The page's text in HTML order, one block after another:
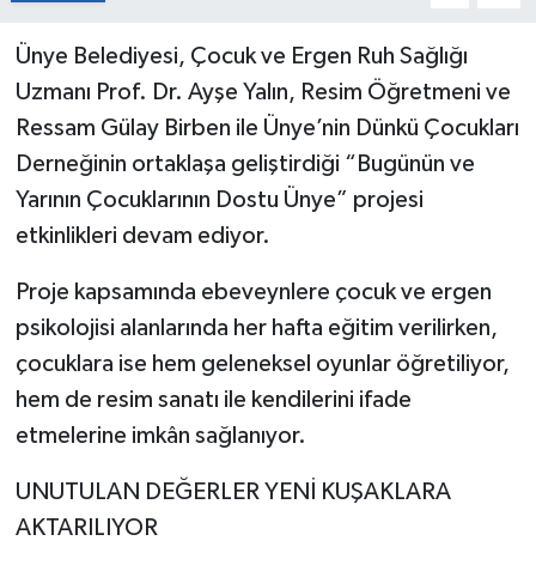
Ünye Belediyesi, Çocuk ve Ergen Ruh Sağlığı
Uzmanı Prof. Dr. Ayşe Yalın, Resim Öğretmeni ve
Ressam Gülay Birben ile Ünye’nin Dünkü Çocukları
Derneğinin ortaklaşa geliştirdiği “Bugünün ve
Yarının Çocuklarının Dostu Ünye” projesi
etkinlikleri devam ediyor.
Proje kapsamında ebeveynlere çocuk ve ergen
psikolojisi alanlarında her hafta eğitim verilirken,
çocuklara ise hem geleneksel oyunlar öğretiliyor,
hem de resim sanatı ile kendilerini ifade
etmelerine imkân sağlanıyor.
UNUTULAN DEĞERLER YENİ KUŞAKLARA
AKTARILIYOR